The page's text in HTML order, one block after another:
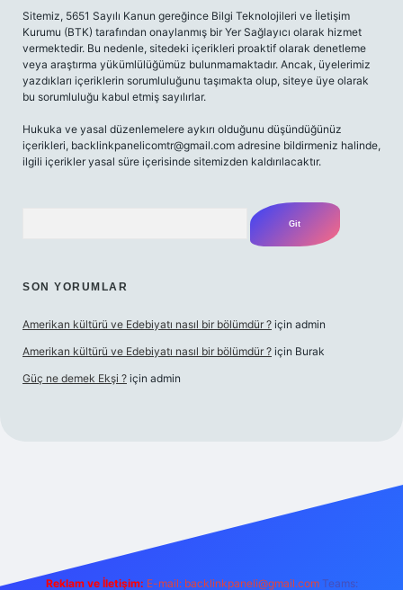
Sitemiz, 5651 Sayılı Kanun gereğince Bilgi Teknolojileri ve İletişim
Kurumu (BTK) tarafından onaylanmış bir Yer Sağlayıcı olarak hizmet
vermektedir. Bu nedenle, sitedeki içerikleri proaktif olarak denetleme
veya araştırma yükümlülüğümüz bulunmamaktadır. Ancak, üyelerimiz
yazdıkları içeriklerin sorumluluğunu taşımakta olup, siteye üye olarak
bu sorumluluğu kabul etmiş sayılırlar.
Hukuka ve yasal düzenlemelere aykırı olduğunu düşündüğünüz
içerikleri, backlinkpanelicomtr@gmail.com adresine bildirmeniz halinde,
ilgili içerikler yasal süre içerisinde sitemizden kaldırılacaktır.
SON YORUMLAR
Amerikan kültürü ve Edebiyatı nasıl bir bölümdür ? için admin
Amerikan kültürü ve Edebiyatı nasıl bir bölümdür ? için Burak
Güç ne demek Ekşi ? için admin
Reklam ve İletişim: E-mail: backlinkpaneli@gmail.com Teams: